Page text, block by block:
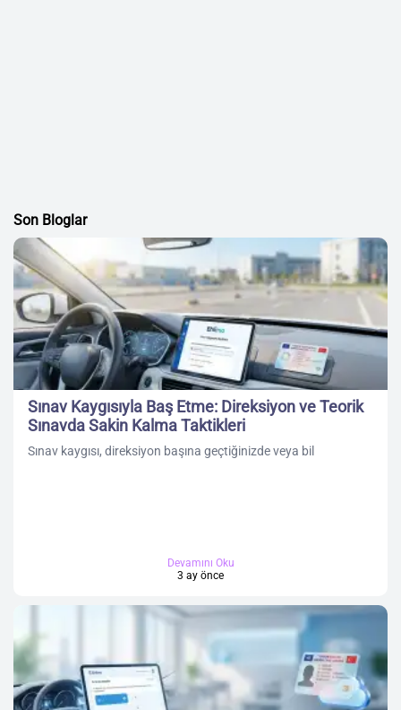
Son Bloglar
Sınav Kaygısıyla Baş Etme: Direksiyon ve Teorik
Sınavda Sakin Kalma Taktikleri
Sınav kaygısı, direksiyon başına geçtiğinizde veya bil
Devamını Oku
3 ay önce